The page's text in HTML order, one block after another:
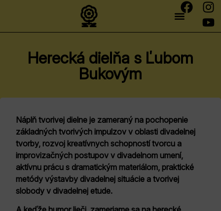
Herecká dielňa s Ľubom
Bukovým
Náplň tvorivej dielne je zameraný na pochopenie
základných tvorivých impulzov v oblasti divadelnej
tvorby, rozvoj kreatívnych schopností tvorcu a
improvizačných postupov v divadelnom umení,
aktívnu prácu s dramatickým materiálom, praktické
metódy výstavby divadelnej situácie a tvorivej
slobody v divadelnej etude.